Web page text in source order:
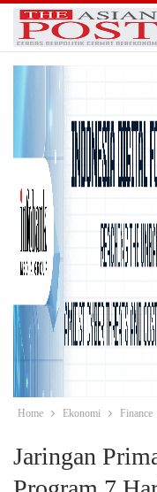
Home Ekonomi Finance
Jaringan